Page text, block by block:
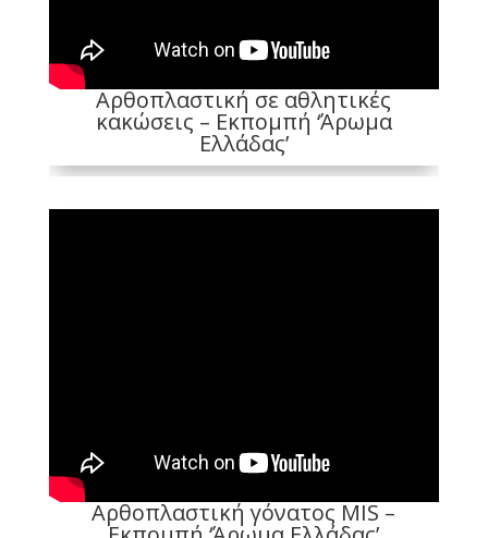
Αρθοπλαστική σε αθλητικές
κακώσεις – Εκπομπή ‘Άρωμα
Ελλάδας’
Αρθοπλαστική γόνατος MIS –